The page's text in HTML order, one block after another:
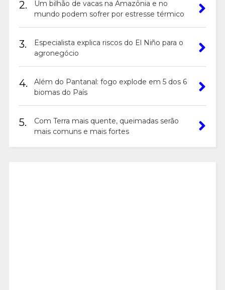
2.
Um bilhão de vacas na Amazônia e no
mundo podem sofrer por estresse térmico
3.
Especialista explica riscos do El Niño para o
agronegócio
4.
Além do Pantanal: fogo explode em 5 dos 6
biomas do País
5.
Com Terra mais quente, queimadas serão
mais comuns e mais fortes